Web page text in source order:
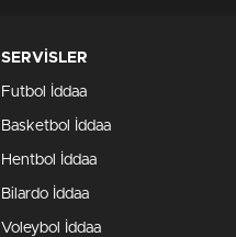
SERVİSLER
Futbol İddaa
Basketbol İddaa
Hentbol İddaa
Bilardo İddaa
Voleybol İddaa